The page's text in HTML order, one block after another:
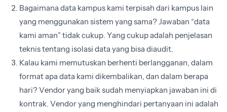
Bagaimana data kampus kami terpisah dari kampus lain
yang menggunakan sistem yang sama? Jawaban “data
kami aman” tidak cukup. Yang cukup adalah penjelasan
teknis tentang isolasi data yang bisa diaudit.
Kalau kami memutuskan berhenti berlangganan, dalam
format apa data kami dikembalikan, dan dalam berapa
hari? Vendor yang baik sudah menyiapkan jawaban ini di
kontrak. Vendor yang menghindari pertanyaan ini adalah